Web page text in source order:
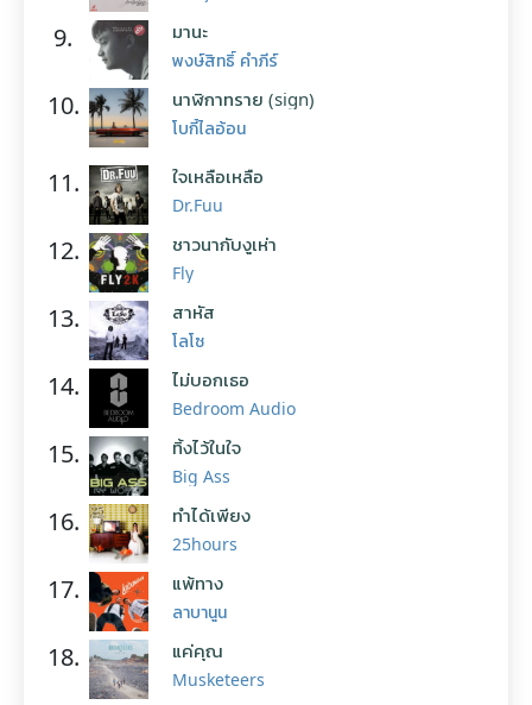
9. มานะ
พงษ์สิทธิ์ คำภีร์
10. นาฬิกาทราย (sign)
โบกี้ไลอ้อน
11. ใจเหลือเหลือ
Dr.Fuu
12. ชาวนากับงูเห่า
Fly
13. สาหัส
โลโซ
14. ไม่บอกเธอ
Bedroom Audio
15. ทิ้งไว้ในใจ
Big Ass
16. ทำได้เพียง
25hours
17. แพ้ทาง
ลาบานูน
18. แค่คุณ
Musketeers